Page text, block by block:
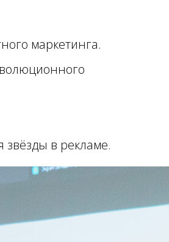
маркетинга.
звёзды в рекламе.